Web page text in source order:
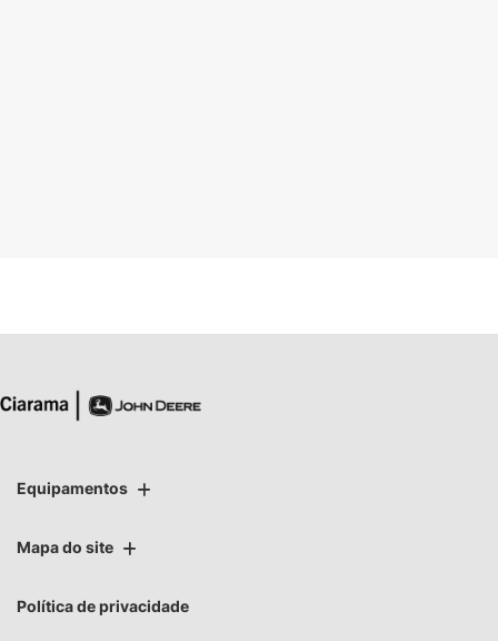
Equipamentos
Mapa do site
Política de privacidade